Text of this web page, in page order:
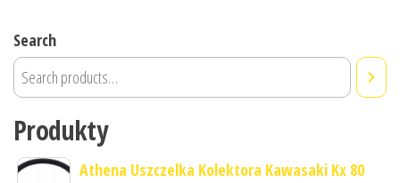
Search
Produkty
Athena Uszczelka Kolektora Kawasaki Kx 80